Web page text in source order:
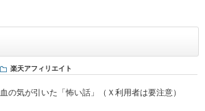
楽天アフィリエイト
血の気が引いた「怖い話」（Ｘ利用者は要注意）